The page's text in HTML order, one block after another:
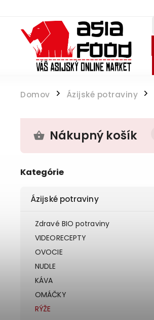
Domov / Ázijské potraviny /
Nákupný košík
Kategórie
Ázijské potraviny
Zdravé BIO potraviny
VIDEORECEPTY
OVOCIE
NUDLE
KÁVA
OMÁČKY
RÝŽE